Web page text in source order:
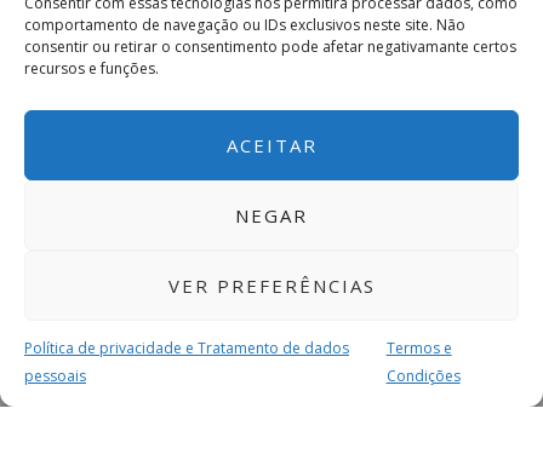
comportamento de navegação ou IDs exclusivos neste site. Não
consentir ou retirar o consentimento pode afetar negativamante certos
recursos e funções.
ACEITAR
NEGAR
VER PREFERÊNCIAS
Política de privacidade e Tratamento de dados
pessoais
Termos e
Condições